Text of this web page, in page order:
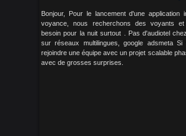
Bonjour, Pour le lancement d'une application
voyance, nous recherchons des voyants et
besoin pour la nuit surtout . Pas d'audiotel
sur réseaux multilingues, google adsmeta Si
rejoindre une équipe avec un projet scalable
avec de grosses surprises.